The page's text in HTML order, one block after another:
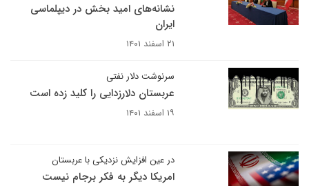
نشانه‌های امید بخش در دیپلماسی
ایران
۲۱ اسفند ۱۴۰۱
سرنوشت دلار نفتی
عربستان دلارزدایی را کلید زده است
۱۹ اسفند ۱۴۰۱
در عین افزایش نزدیکی با عربستان
امریکا دیگر به فکر برجام نیست